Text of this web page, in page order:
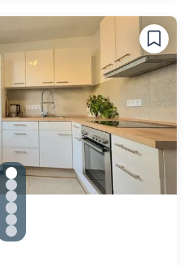
gallery.slide_selector
Zu Slide 1 wechseln
Zu Slide 2 wechseln
Zu Slide 3 wechseln
Zu Slide 4 wechseln
Zu Slide 5 wechseln
Zu Slide 6 wechseln